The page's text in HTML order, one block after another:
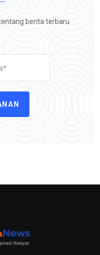
berita terbaru